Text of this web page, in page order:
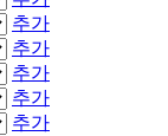
추가
추가
추가
추가
추가